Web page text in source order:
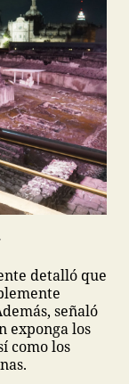
detalló que
señaló
exponga los
como los